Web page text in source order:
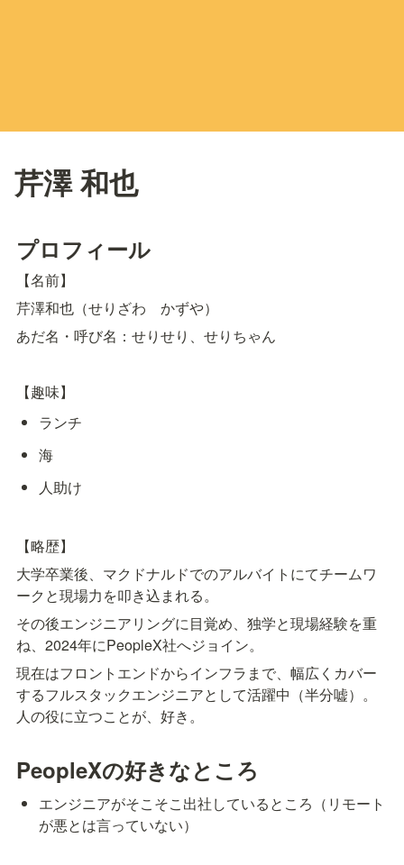
芹澤 和也
プロフィール
【名前】
芹澤和也（せりざわ　かずや）
あだ名・呼び名：せりせり、せりちゃん
【趣味】
ランチ
海
人助け
【略歴】
大学卒業後、マクドナルドでのアルバイトにてチームワ
ークと現場力を叩き込まれる。
その後エンジニアリングに目覚め、独学と現場経験を重
ね、2024年にPeopleX社へジョイン。
現在はフロントエンドからインフラまで、幅広くカバー
するフルスタックエンジニアとして活躍中（半分嘘）。
人の役に立つことが、好き。
PeopleXの好きなところ
エンジニアがそこそこ出社しているところ（リモート
が悪とは言っていない）